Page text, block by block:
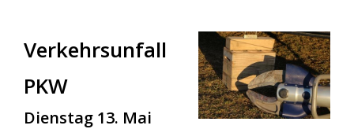
Verkehrsunfall
PKW
Dienstag 13. Mai